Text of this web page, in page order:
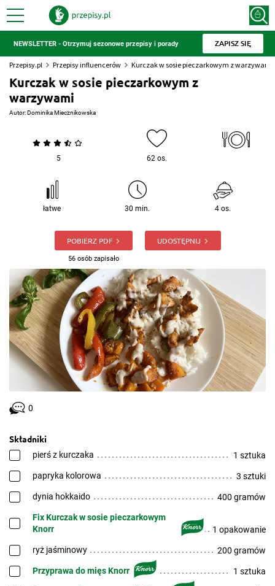
NEWSLETTER - Otrzymuj sezonowe przepisy i porady ZAPISZ SIĘ
Przepisy.pl Przepisy influencerów Kurczak w sosie pieczarkowym z warzywami
Kurczak w sosie pieczarkowym z
warzywami
Autor:Dominika Miecznikowska
5 62 os.
łatwe 30 min. 4 os.
POBIERZ PDF
56 osób zapisało
UDOSTĘPNIJ
0
Składniki
pierś z kurczaka 1 sztuka
papryka kolorowa 3 sztuki
dynia hokkaido 400 gramów
Fix Kurczak w sosie pieczarkowym
Knorr
1 opakowanie
ryż jaśminowy 200 gramów
Przyprawa do mięs Knorr 1 sztuka